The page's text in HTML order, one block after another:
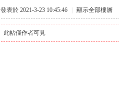
發表於 2021-3-23 10:45:46 顯示全部樓層
此帖僅作者可見